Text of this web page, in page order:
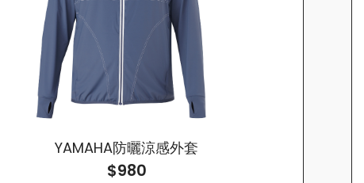
YAMAHA防曬涼感外套
$980